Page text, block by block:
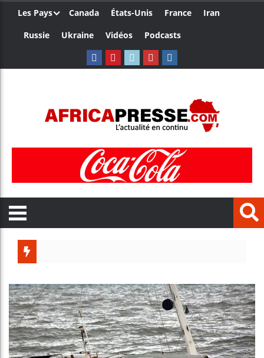
Les Pays Canada États-Unis France
Iran
Russie
Ukraine Vidéos Podcasts
Côte